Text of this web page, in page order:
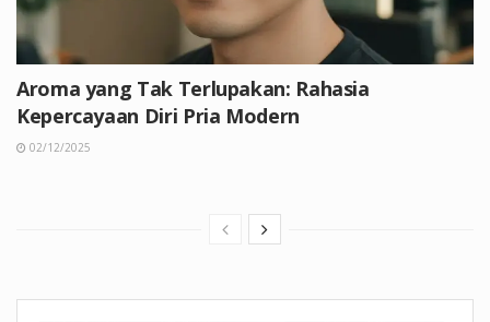
Aroma yang Tak Terlupakan: Rahasia
Kepercayaan Diri Pria Modern
02/12/2025